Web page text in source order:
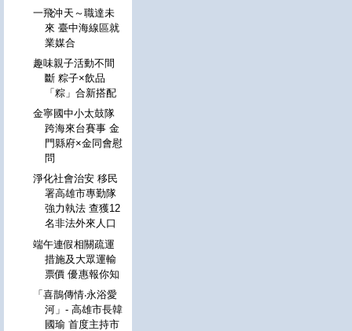
一飛沖天～職達未
來 臺中海線區就
業媒合
趣味親子活動不間
斷 粽子×飲品
「粽」合新搭配
金寧國中小太鼓隊
跨海來台賽事 金
門縣府×金同會慰
問
淨化社會治安 移民
署高雄市專勤隊
強力執法 查獲12
名非法外來人口
端午連假相關疏運
措施及大眾運輸
票價 優惠報你知
「喜鵲傳情‧永浴愛
河」- 高雄市長韓
國瑜 首度主持市